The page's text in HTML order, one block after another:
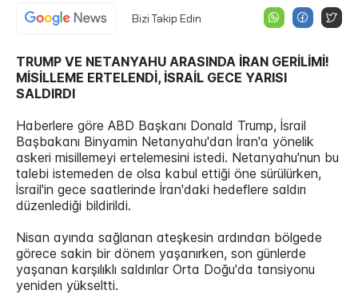
Bizi Takip Edin
TRUMP VE NETANYAHU ARASINDA İRAN GERİLİMİ!
MİSİLLEME ERTELENDİ, İSRAİL GECE YARISI
SALDIRDI
Haberlere göre ABD Başkanı Donald Trump, İsrail
Başbakanı Binyamin Netanyahu'dan İran'a yönelik
askeri misillemeyi ertelemesini istedi. Netanyahu'nun bu
talebi istemeden de olsa kabul ettiği öne sürülürken,
İsrail'in gece saatlerinde İran'daki hedeflere saldırı
düzenlediği bildirildi.
Nisan ayında sağlanan ateşkesin ardından bölgede
görece sakin bir dönem yaşanırken, son günlerde
yaşanan karşılıklı saldırılar Orta Doğu'da tansiyonu
yeniden yükseltti.